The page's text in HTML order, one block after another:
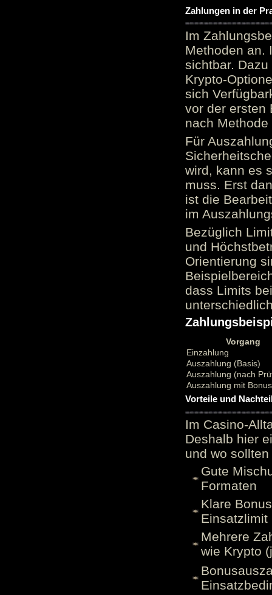
Zahlungen in der
Im
Methoden an.
sichtbar.
Krypto-
sich
vor der ersten
nach
Für
wird, kann es
muss. Erst
ist die
im
Bezüglich
und
Orientierung
dass Limits
Vorgang
Einzahlung
Auszahlung (Basis)
Auszahlung (nach
Auszahlung mit
Vorteile und
Im Casino-
Deshalb hier
und wo
Gute
Formaten
Klare
Einsatzlimit
Mehrere
wie Krypto